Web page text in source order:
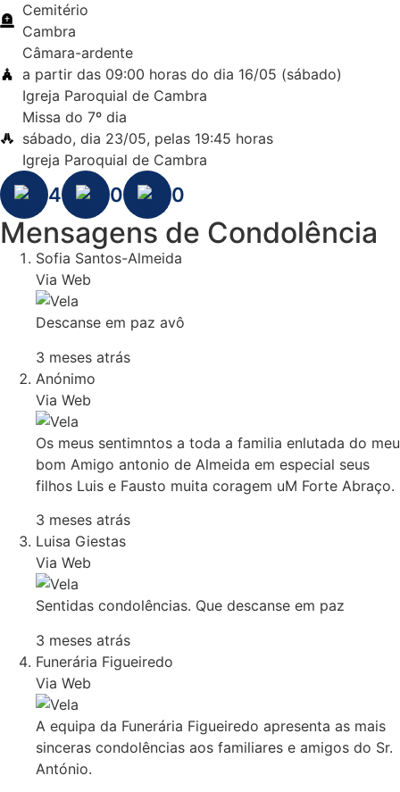
Cemitério
Cambra
Câmara-ardente
a partir das 09:00 horas do dia 16/05 (sábado)
Igreja Paroquial de Cambra
Missa do 7º dia
sábado, dia 23/05, pelas 19:45 horas
Igreja Paroquial de Cambra
4 0 0
Mensagens de Condolência
Sofia Santos-Almeida
Via Web
Descanse em paz avô
3 meses atrás
Anónimo
Via Web
Os meus sentimntos a toda a familia enlutada do meu
bom Amigo antonio de Almeida em especial seus
filhos Luis e Fausto muita coragem uM Forte Abraço.
3 meses atrás
Luisa Giestas
Via Web
Sentidas condolências. Que descanse em paz
3 meses atrás
Funerária Figueiredo
Via Web
A equipa da Funerária Figueiredo apresenta as mais
sinceras condolências aos familiares e amigos do Sr.
António.